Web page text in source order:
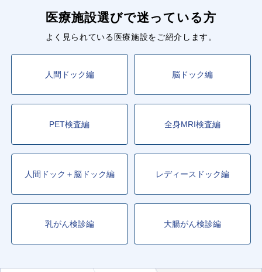
医療施設選びで迷っている方
よく見られている医療施設をご紹介します。
人間ドック編 脳ドック編
PET検査編 全身MRI検査編
人間ドック＋脳ドック編 レディースドック編
乳がん検診編 大腸がん検診編